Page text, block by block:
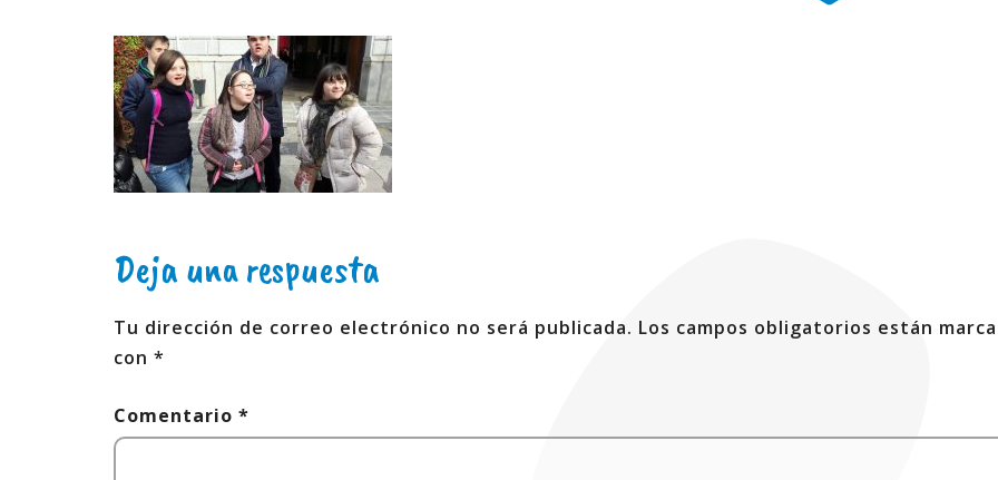
Deja una respuesta
Tu dirección de correo electrónico no será publicada. Los campos obligatorios están
con *
Comentario *